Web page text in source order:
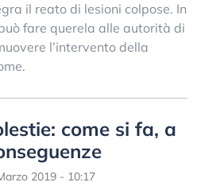
il reato di lesioni colpose. In
fare querela alle autorità di
l’intervento della
come si fa, a
2019 - 10:17